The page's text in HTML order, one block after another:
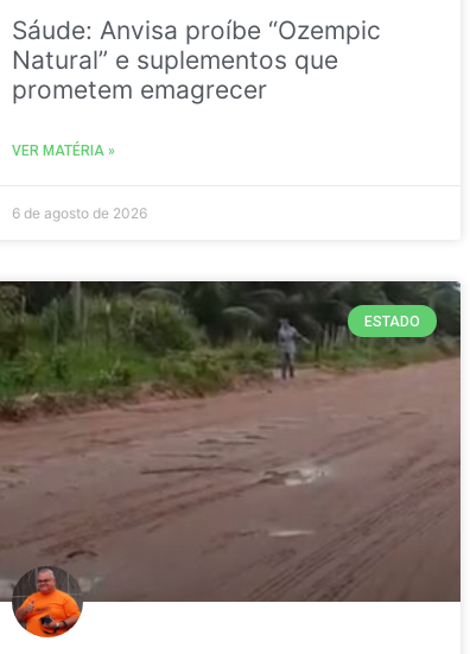
Sáude: Anvisa proíbe “Ozempic
Natural” e suplementos que
prometem emagrecer
VER MATÉRIA »
6 de agosto de 2026
ESTADO